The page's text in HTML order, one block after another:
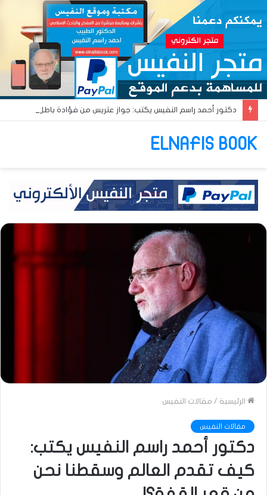
ELNAFIS BOOK
الرئيسية / مقالات النفيس
مقالات النفيس
دكتور أحمد راسم النفيس يكتب:
كيف تقدم العالم وسقطنا نحن